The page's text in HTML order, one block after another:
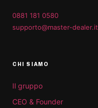
0881 181 0580
supporto@master-dealer.it
CHI SIAMO
Il gruppo
CEO & Founder